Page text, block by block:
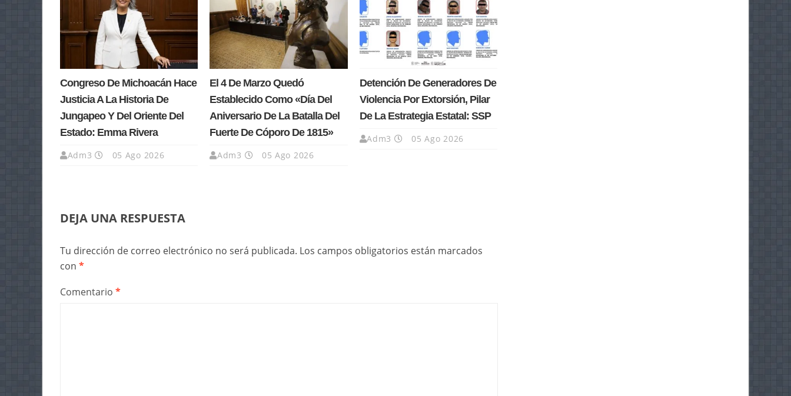
Congreso De Michoacán Hace
Justicia A La Historia De
Jungapeo Y Del Oriente Del
Estado: Emma Rivera
Adm3 05 Ago 2026
El 4 De Marzo Quedó
Establecido Como «Día Del
Aniversario De La Batalla Del
Fuerte De Cóporo De 1815»
Adm3 05 Ago 2026
Detención De Generadores De
Violencia Por Extorsión, Pilar
De La Estrategia Estatal: SSP
Adm3 05 Ago 2026
DEJA UNA RESPUESTA
Tu dirección de correo electrónico no será publicada. Los campos obligatorios están marcados
con *
Comentario *